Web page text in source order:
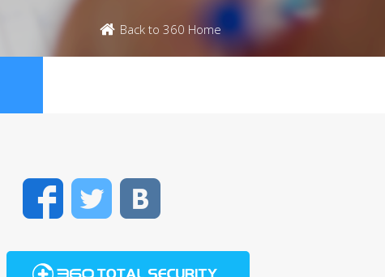
Back to 360 Home
FacebookTwitter